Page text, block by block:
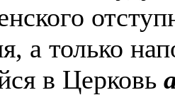
а только
в Церковь